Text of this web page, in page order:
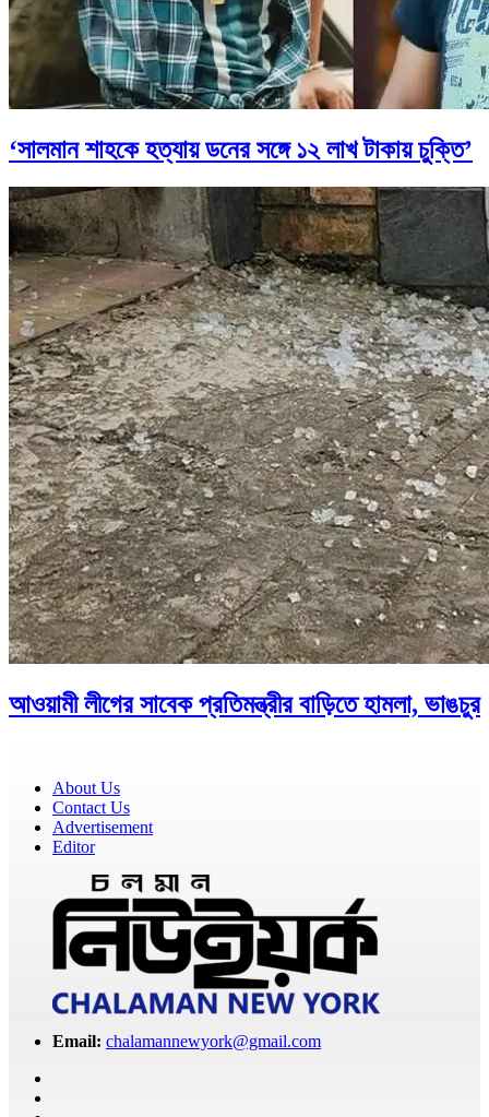
‘সালমান শাহকে হত্যায় ডনের সঙ্গে ১২ লাখ টাকায় চুক্তি’
আওয়ামী লীগের সাবেক প্রতিমন্ত্রীর বাড়িতে হামলা, ভাঙচুর
About Us
Contact Us
Advertisement
Editor
Email: chalamannewyork@gmail.com